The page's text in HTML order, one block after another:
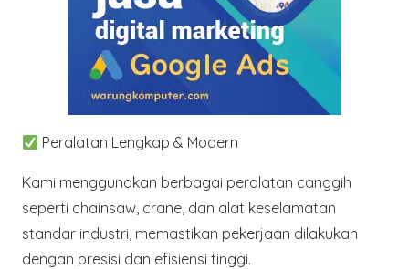
Peralatan Lengkap & Modern
Kami menggunakan berbagai peralatan canggih
seperti chainsaw, crane, dan alat keselamatan
standar industri, memastikan pekerjaan dilakukan
dengan presisi dan efisiensi tinggi.